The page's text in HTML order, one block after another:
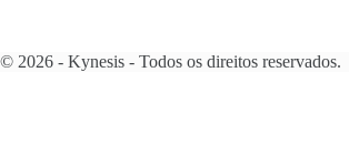
© 2026 - Kynesis - Todos os direitos reservados.